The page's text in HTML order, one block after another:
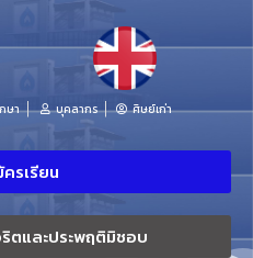
ษา บุคลากร ศิษย์เก่า
รเรียน
ตและประพฤติมิชอบ